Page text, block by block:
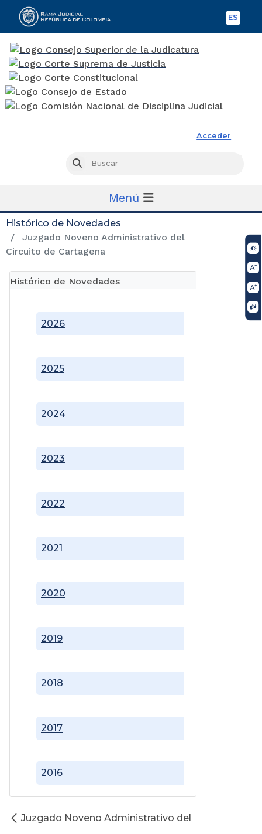
ES
Acceder
Buscar
Menú
Histórico de Novedades
Juzgado Noveno Administrativo del
Circuito de Cartagena
Histórico de Novedades
2016
2017
2018
2019
2020
2021
2022
2023
2024
2025
2026
Juzgado Noveno Administrativo del